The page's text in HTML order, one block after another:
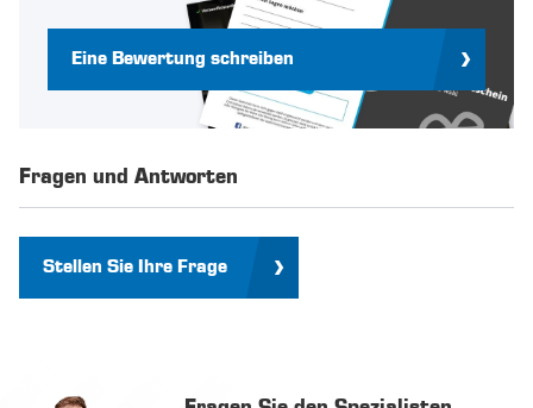
Eine Bewertung schreiben
Fragen und Antworten
Stellen Sie Ihre Frage